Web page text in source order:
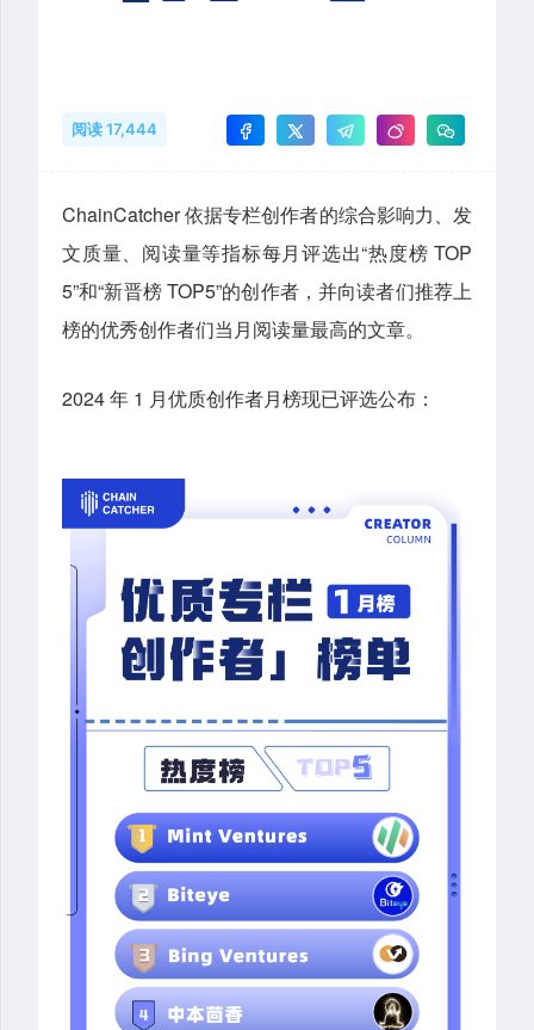
阅读 17,444
ChainCatcher 依据专栏创作者的综合影响力、发
文质量、阅读量等指标每月评选出“热度榜 TOP
5”和“新晋榜 TOP5”的创作者，并向读者们推荐上
榜的优秀创作者们当月阅读量最高的文章。
2024 年 1 月优质创作者月榜现已评选公布：